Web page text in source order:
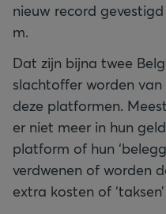
nieuw record
m.
Dat zijn bijna twee
slachtoffer worden
deze platformen.
er niet meer in hun
platform of hun
verdwenen of worden
extra kosten of